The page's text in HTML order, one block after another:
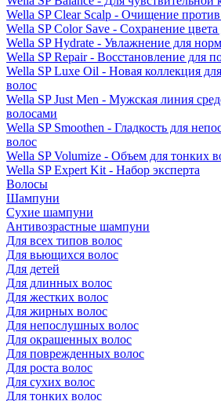
Wella SP Clear Scalp - Очищение
Wella SP Color Save - Сохранение
Wella SP Hydrate - Увлажнение для
Wella SP Repair - Восстановление для
Wella SP Luxe Oil - Новая коллекция
волос
Wella SP Just Men - Мужская линия
волосами
Wella SP Smoothen - Гладкость для
волос
Wella SP Volumize - Объем для тонких
Wella SP Expert Kit - Набор эксперта
Волосы
Шампуни
Сухие шампуни
Антивозрастные шампуни
Для всех типов волос
Для вьющихся волос
Для детей
Для длинных волос
Для жестких волос
Для жирных волос
Для непослушных волос
Для окрашенных волос
Для поврежденных волос
Для роста волос
Для сухих волос
Для тонких волос